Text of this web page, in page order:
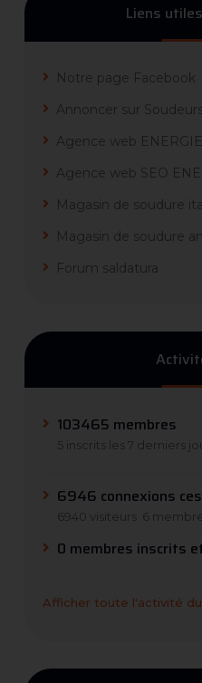
Liens
Notre page Facebook
Annoncer sur
Agence web
Agence web SEO
Magasin de soudure
Magasin de soudure
Forum saldatura
103465 membres
5 inscrits les 7 derniers
6946 connexions
6940 visiteurs 6
0 membres inscrits
Afficher toute l'activité